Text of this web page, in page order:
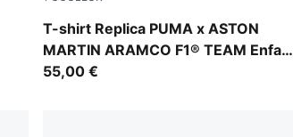
T-shirt Replica PUMA x ASTON
MARTIN ARAMCO F1® TEAM Enfant
et Adolescent
Green Lux
55,00 €